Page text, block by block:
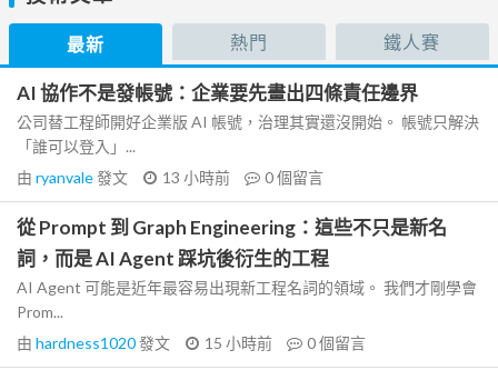
最新 熱門 鐵人賽
AI 協作不是發帳號：企業要先畫出四條責任邊界
公司替工程師開好企業版 AI 帳號，治理其實還沒開始。 帳號只解決
「誰可以登入」...
由 ryanvale發文 13 小時前 0個留言
從 Prompt 到 Graph Engineering：這些不只是新名
詞，而是 AI Agent 踩坑後衍生的工程
AI Agent 可能是近年最容易出現新工程名詞的領域。 我們才剛學會
Prom...
由 hardness1020發文 15 小時前 0個留言